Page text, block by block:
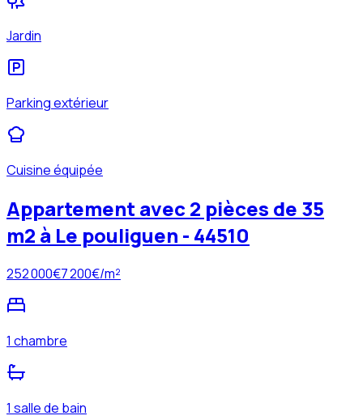
Jardin
Parking extérieur
Cuisine équipée
Appartement avec 2 pièces de 35
m2 à Le pouliguen - 44510
252 000€7 200€/m²
1 chambre
1 salle de bain